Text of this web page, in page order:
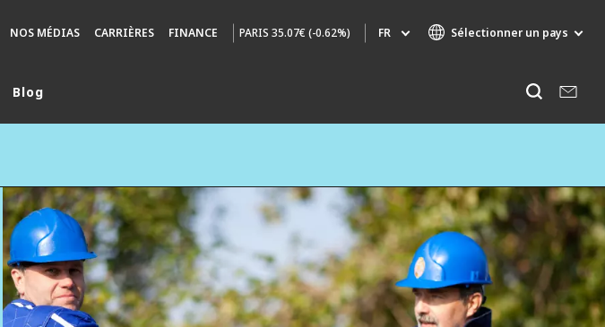
NOS MÉDIAS CARRIÈRES FINANCE PARIS 35.07€ (-0.62%) FR Sélectionner un pays
ASIE
AUSTRALIE ET NOUVELLE ZÉLANDE
EUROPE
AIR QUALITY
INGÉNIERIE & CONSEIL
HAZARDOUS WASTE EUROPE
INDUSTRIES GLOBAL SOLUTIONS
NUCLEAR SOLUTIONS
Blog